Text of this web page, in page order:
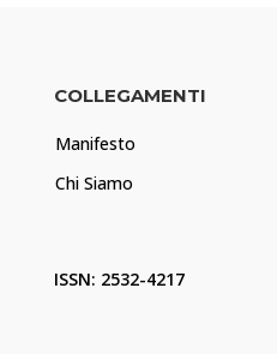
COLLEGAMENTI
Manifesto
Chi Siamo
ISSN: 2532-4217